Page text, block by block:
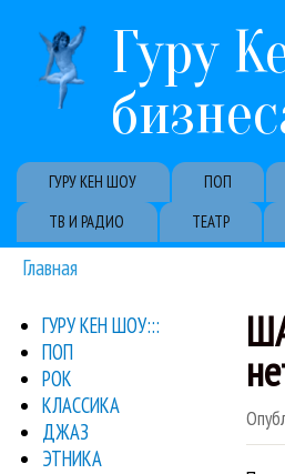
Гуру
Primary links
ГУРУ КЕН ШОУ ПОП
ТВ И РАДИО
ТЕАТР
Вы здесь
Главная
ГУРУ КЕН ШОУ:::
ПОП
РОК
КЛАССИКА
ДЖАЗ
ЭТНИКА